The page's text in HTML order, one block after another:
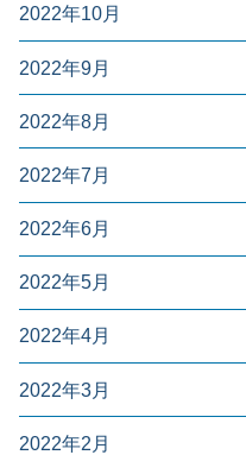
2022年10月
2022年9月
2022年8月
2022年7月
2022年6月
2022年5月
2022年4月
2022年3月
2022年2月